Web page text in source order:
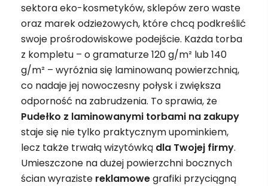
sektora eko-kosmetyków, sklepów zero waste
oraz marek odzieżowych, które chcą podkreślić
swoje prośrodowiskowe podejście. Każda torba
z kompletu – o gramaturze 120 g/m² lub 140
g/m² – wyróżnia się laminowaną powierzchnią,
co nadaje jej nowoczesny połysk i zwiększa
odporność na zabrudzenia. To sprawia, że
Pudełko z laminowanymi torbami na zakupy
staje się nie tylko praktycznym upominkiem,
lecz także trwałą wizytówką dla Twojej firmy.
Umieszczone na dużej powierzchni bocznych
ścian wyraziste reklamowegrafiki przyciągną